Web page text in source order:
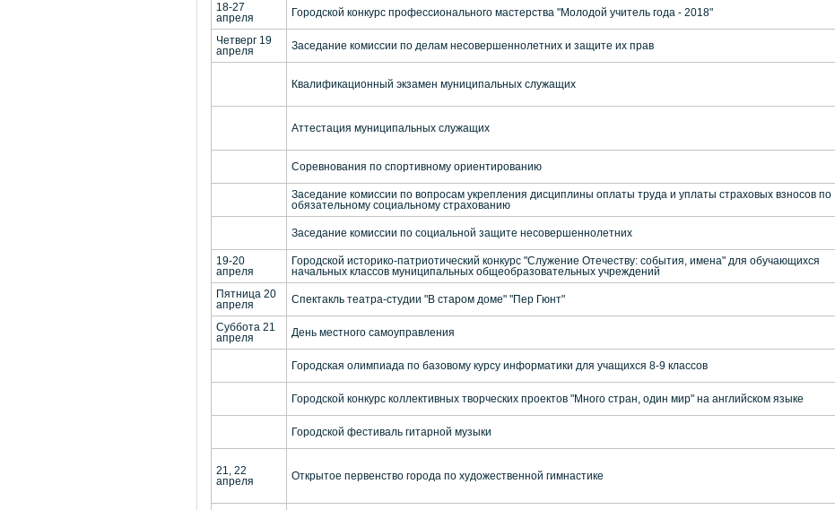
18-27
апреля
Городской конкурс профессионального мастерства "Молодой учитель года - 2018"
Четверг 19
апреля
Заседание комиссии по делам несовершеннолетних и защите их прав
Квалификационный экзамен муниципальных служащих
Аттестация муниципальных служащих
Соревнования по спортивному ориентированию
Заседание комиссии по вопросам укрепления дисциплины оплаты труда и уплаты страховых взносов по
обязательному социальному страхованию
Заседание комиссии по социальной защите несовершеннолетних
19-20
апреля
Городской историко-патриотический конкурс "Служение Отечеству: события, имена" для обучающихся
начальных классов муниципальных общеобразовательных учреждений
Пятница 20
апреля
Спектакль театра-студии "В старом доме" "Пер Гюнт"
Суббота 21
апреля
День местного самоуправления
Городская олимпиада по базовому курсу информатики для учащихся 8-9 классов
Городской конкурс коллективных творческих проектов "Много стран, один мир" на английском языке
Городской фестиваль гитарной музыки
21, 22
апреля
Открытое первенство города по художественной гимнастике